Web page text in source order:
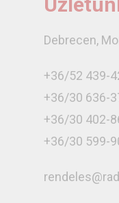
Debrecen,
+36/52 439-
+36/30 636-
+36/30 402-
+36/30 599-